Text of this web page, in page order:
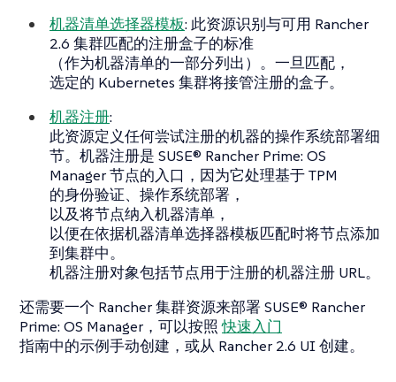
机器清单选择器模板: 此资源识别与可用 Rancher
2.6 集群匹配的注册盒子的标准
（作为机器清单的一部分列出）。一旦匹配，
选定的 Kubernetes 集群将接管注册的盒子。
机器注册:
此资源定义任何尝试注册的机器的操作系统部署细
节。机器注册是 SUSE® Rancher Prime: OS
Manager 节点的入口，因为它处理基于 TPM
的身份验证、操作系统部署，
以及将节点纳入机器清单，
以便在依据机器清单选择器模板匹配时将节点添加
到集群中。
机器注册对象包括节点用于注册的机器注册 URL。
还需要一个 Rancher 集群资源来部署 SUSE® Rancher
Prime: OS Manager，可以按照快速入门
指南中的示例手动创建，或从 Rancher 2.6 UI 创建。